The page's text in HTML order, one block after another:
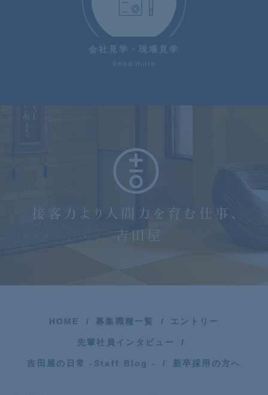
会社見学・現場見学
Read more
HOME 募集職種一覧 エントリー
先輩社員インタビュー
吉田屋の日常 -Staff Blog - 新卒採用の方へ